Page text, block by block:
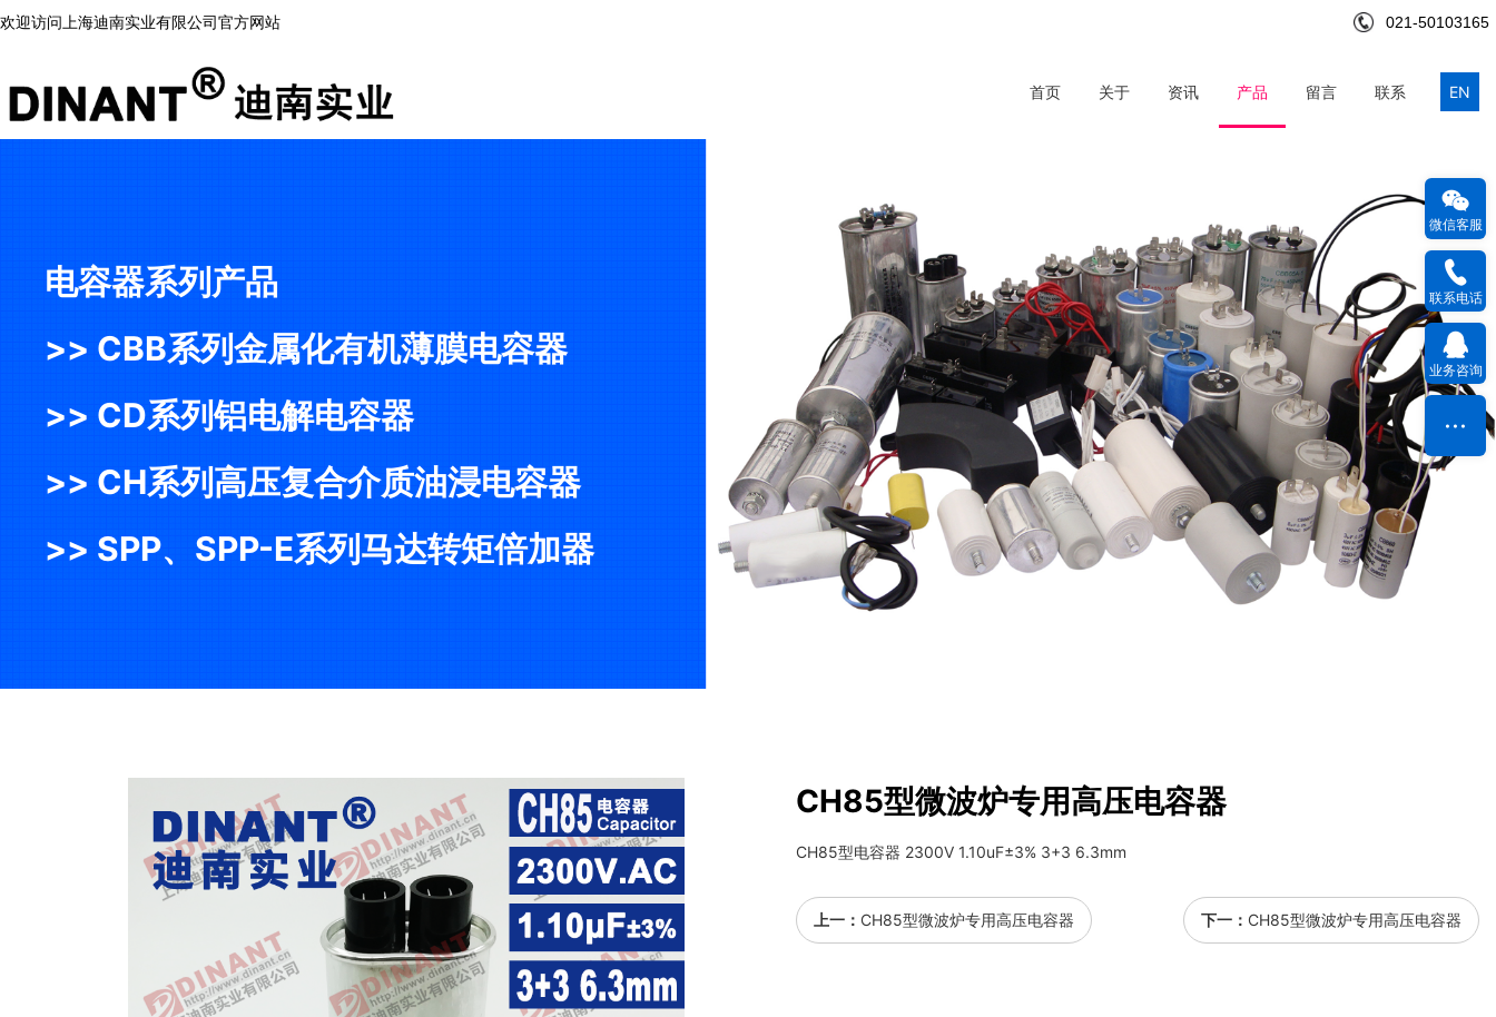
欢迎访问上海迪南实业有限公司官方网站 021-50103165
EN
首页 关于 资讯 产品 留言 联系
电容器系列产品
>> CBB系列金属化有机薄膜电容器
>> CD系列铝电解电容器
>> CH系列高压复合介质油浸电容器
>> SPP、SPP-E系列马达转矩倍加器
CH85型微波炉专用高压电容器
CH85型电容器 2300V 1.10uF±3% 3+3 6.3mm
上一： CH85型微波炉专用高压电容器 下一： CH85型微波炉专用高压电容器
微信客服
联系电话
业务咨询